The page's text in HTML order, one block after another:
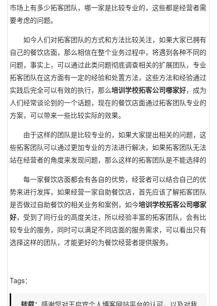
市场上有多少拓客团队，哪一家是比较专业的，这些都是经营者需
要考虑的问题。
如今人们对拓客团队的方式和方法比较关注，如果大家已拥有
自己的餐饮店面，那么相信在整个业务过程中，将遇到各种不同的
问题，事实上，可以通过此类问题彻底调查相关的扩展团队，专业
拓客团队在这方面有一定的经验和处置方法，这些方法和经验通过
实践后完全可以有效的执行，那么培训学校拓客公司哪家好，成为
人们经常谈论到的一个话题，现在的餐饮店面通过拓客团队专业的
方案，可以带来一些比较实际的效果。
由于这样的团队是比较专业的，如果大家提出相关的问题，这
些拓客团队可以通过更加专业的方法进行解决，如果拓客团队无法
站在经营者的角度来发现问题，那么这样的拓客团队是不能选择的
每一家餐饮店面都会有各自的优势，经营者可以结合自己的优
势来进行发挥，如果经营一家自助餐饮店，首先应该了解拓客团队
是否做过自助餐饮的相关业务和案例，如今培训学校拓客公司哪家
好，受到了同行业的高度关注，所以经验丰富的拓客团队，会有比
较专业的服务，同时可以满足不同店面的服务需求，可以看出只有
选择这样的团队，才能更好的为餐饮经营者提供服务。
Tags：